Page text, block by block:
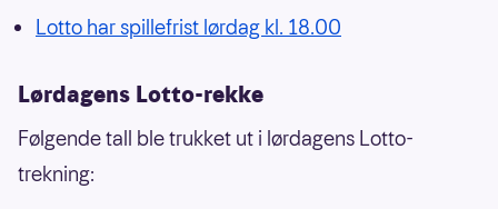
Lotto har spillefrist lørdag kl. 18.00
Lørdagens Lotto-rekke
Følgende tall ble trukket ut i lørdagens Lotto-
trekning: